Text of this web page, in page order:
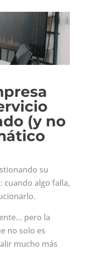
(y no
su
cuando algo falla,
pero la
no solo es
mucho más